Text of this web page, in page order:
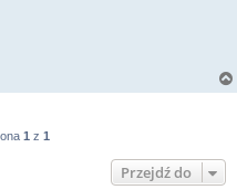
1 z 1
Przejdź do